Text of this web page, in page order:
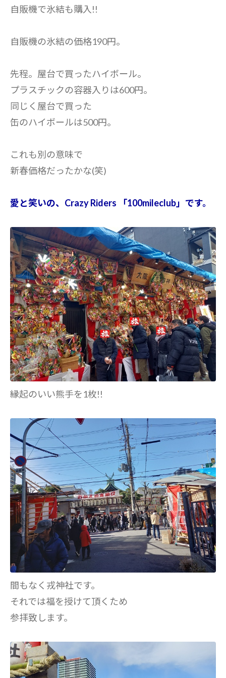
自販機で氷結も購入!!
自販機の氷結の価格190円。
先程。屋台で買ったハイボール。
プラスチックの容器入りは600円。
同じく屋台で買った
缶のハイボールは500円。
これも別の意味で
新春価格だったかな(笑)
愛と笑いの、Crazy Riders 「100mileclub」です。
縁起のいい熊手を1枚!!
間もなく戎神社です。
それでは福を授けて頂くため
参拝致します。